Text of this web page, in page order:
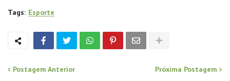
Tags: Esporte
Postagem Anterior Próxima Postagem